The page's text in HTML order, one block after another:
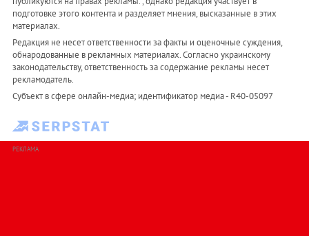
подготовке этого контента и разделяет мнения, высказанные в этих
материалах.
Редакция не несет ответственности за факты и оценочные суждения,
обнародованные в рекламных материалах. Согласно украинскому
законодательству, ответственность за содержание рекламы несет
рекламодатель.
Субъект в сфере онлайн-медиа; идентификатор медиа - R40-05097
РЕКЛАМА